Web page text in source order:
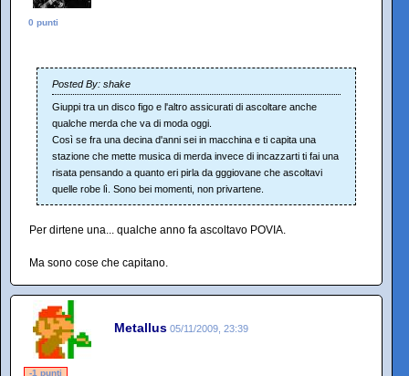
0 punti
Posted By: shake
Giuppi tra un disco figo e l'altro assicurati di ascoltare anche
qualche merda che va di moda oggi.
Così se fra una decina d'anni sei in macchina e ti capita una
stazione che mette musica di merda invece di incazzarti ti fai una
risata pensando a quanto eri pirla da gggiovane che ascoltavi
quelle robe lì. Sono bei momenti, non privartene.
Per dirtene una... qualche anno fa ascoltavo POVIA.
Ma sono cose che capitano.
Metallus 05/11/2009, 23:39
-1 punti